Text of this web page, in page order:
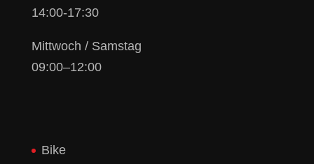
14:00-17:30
Mittwoch / Samstag
09:00–12:00
Bike